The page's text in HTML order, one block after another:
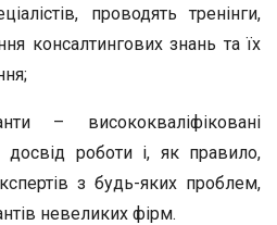
проводять тренінги,
консалтингових знань та їх
– висококваліфіковані
досвід роботи і, як правило,
з будь-яких проблем,
невеликих фірм.